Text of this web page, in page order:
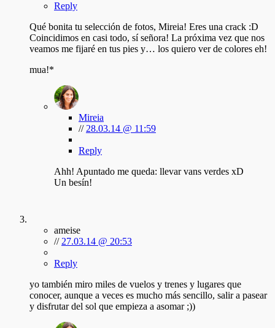
Reply
Qué bonita tu selección de fotos, Mireia! Eres una crack :D
Coincidimos en casi todo, sí señora! La próxima vez que nos
veamos me fijaré en tus pies y… los quiero ver de colores eh!
mua!*
Mireia
// 28.03.14 @ 11:59
Reply
Ahh! Apuntado me queda: llevar vans verdes xD
Un besín!
ameise
// 27.03.14 @ 20:53
Reply
yo también miro miles de vuelos y trenes y lugares que
conocer, aunque a veces es mucho más sencillo, salir a pasear
y disfrutar del sol que empieza a asomar ;))